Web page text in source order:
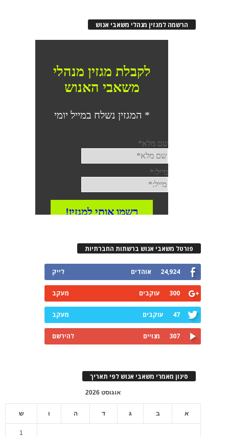
הרשמה למגזין מנהלי משאבי אנוש
פורטל משאבי אנוש ברשתות החברתיות
24,924 אוהדים לייק
300 עוקבים מעקב
47 עוקבים מעקב
307 מנויים להירשם
סינון מאמרי משאבי אנוש לפי תאריך
אוגוסט 2026
א ב ג ד ה ו ש
1